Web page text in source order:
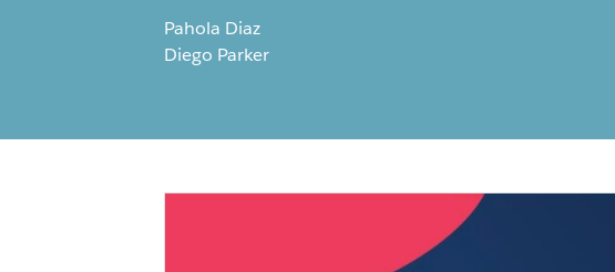
Pahola Diaz
Diego Parker